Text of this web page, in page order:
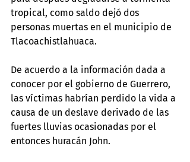
tropical, como saldo dejó dos
personas muertas en el municipio de
Tlacoachistlahuaca.
De acuerdo a la información dada a
conocer por el gobierno de Guerrero,
las víctimas habrían perdido la vida a
causa de un deslave derivado de las
fuertes lluvias ocasionadas por el
entonces huracán John.